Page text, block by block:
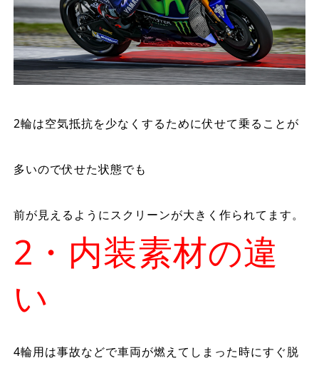
2輪は空気抵抗を少なくするために伏せて乗ることが
多いので伏せた状態でも
前が見えるようにスクリーンが大きく作られてます。
2・内装素材の違
い
4輪用は事故などで車両が燃えてしまった時にすぐ脱